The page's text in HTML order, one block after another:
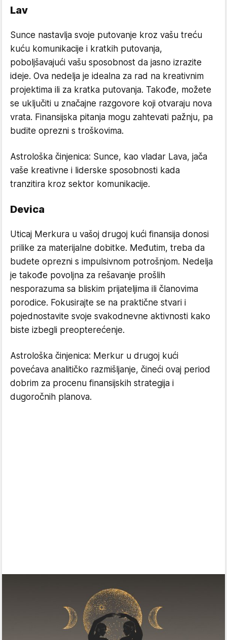
Lav
Sunce nastavlja svoje putovanje kroz vašu treću
kuću komunikacije i kratkih putovanja,
poboljšavajući vašu sposobnost da jasno izrazite
ideje. Ova nedelja je idealna za rad na kreativnim
projektima ili za kratka putovanja. Takođe, možete
se uključiti u značajne razgovore koji otvaraju nova
vrata. Finansijska pitanja mogu zahtevati pažnju, pa
budite oprezni s troškovima.
Astrološka činjenica: Sunce, kao vladar Lava, jača
vaše kreativne i liderske sposobnosti kada
tranzitira kroz sektor komunikacije.
Devica
Uticaj Merkura u vašoj drugoj kući finansija donosi
prilike za materijalne dobitke. Međutim, treba da
budete oprezni s impulsivnom potrošnjom. Nedelja
je takođe povoljna za rešavanje prošlih
nesporazuma sa bliskim prijateljima ili članovima
porodice. Fokusirajte se na praktične stvari i
pojednostavite svoje svakodnevne aktivnosti kako
biste izbegli preopterećenje.
Astrološka činjenica: Merkur u drugoj kući
povećava analitičko razmišljanje, čineći ovaj period
dobrim za procenu finansijskih strategija i
dugoročnih planova.